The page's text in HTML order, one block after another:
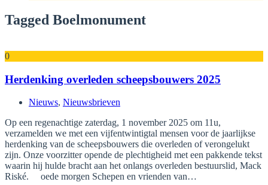
Tagged Boelmonument
0
Herdenking overleden scheepsbouwers 2025
Nieuws, Nieuwsbrieven
Op een regenachtige zaterdag, 1 november 2025 om 11u,
verzamelden we met een vijfentwintigtal mensen voor de jaarlijkse
herdenking van de scheepsbouwers die overleden of verongelukt
zijn. Onze voorzitter opende de plechtigheid met een pakkende tekst
waarin hij hulde bracht aan het onlangs overleden bestuurslid, Mack
Riské. oede morgen Schepen en vrienden van…